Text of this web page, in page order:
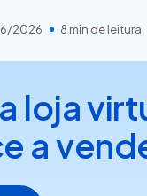
2026 8 min de leitura
loja
a